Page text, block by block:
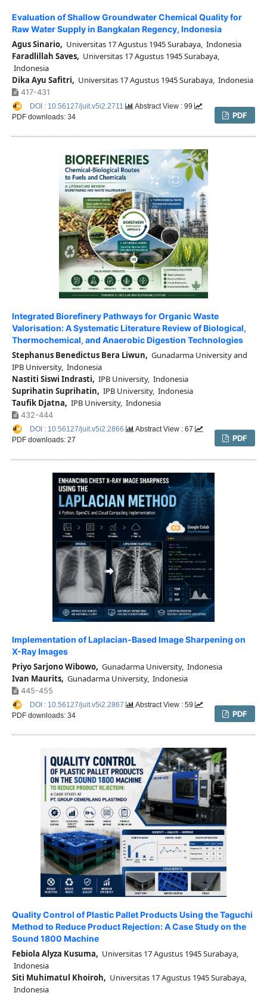
Evaluation of Shallow Groundwater Chemical Quality for
Raw Water Supply in Bangkalan Regency, Indonesia
Agus Sinario, Universitas 17 Agustus 1945 Surabaya, Indonesia
Faradlillah Saves, Universitas 17 Agustus 1945 Surabaya,
Indonesia
Dika Ayu Safitri, Universitas 17 Agustus 1945 Surabaya, Indonesia
417-431
PDF
DOI : 10.56127/juit.v5i2.2711
Abstract View : 99
PDF downloads: 34
Integrated Biorefinery Pathways for Organic Waste
Valorisation: A Systematic Literature Review of Biological,
Thermochemical, and Anaerobic Digestion Technologies
Stephanus Benedictus Bera Liwun, Gunadarma University and
IPB University, Indonesia
Nastiti Siswi Indrasti, IPB University, Indonesia
Suprihatin Suprihatin, IPB University, Indonesia
Taufik Djatna, IPB University, Indonesia
432-444
PDF
DOI : 10.56127/juit.v5i2.2866
Abstract View : 67
PDF downloads: 27
Implementation of Laplacian-Based Image Sharpening on
X-Ray Images
Priyo Sarjono Wibowo, Gunadarma University, Indonesia
Ivan Maurits, Gunadarma University, Indonesia
445-455
PDF
DOI : 10.56127/juit.v5i2.2867
Abstract View : 59
PDF downloads: 34
Quality Control of Plastic Pallet Products Using the Taguchi
Method to Reduce Product Rejection: A Case Study on the
Sound 1800 Machine
Febiola Alyza Kusuma, Universitas 17 Agustus 1945 Surabaya,
Indonesia
Siti Muhimatul Khoiroh, Universitas 17 Agustus 1945 Surabaya,
Indonesia